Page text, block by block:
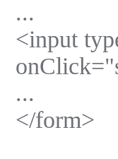
...
<input
...
</form>